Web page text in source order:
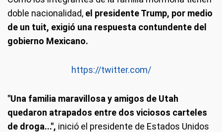
doble nacionalidad, el presidente Trump, por medio
de un tuit, exigió una respuesta contundente del
gobierno Mexicano.
https://twitter.com/
"Una familia maravillosa y amigos de Utah
quedaron atrapados entre dos viciosos carteles
de droga...", inició el presidente de Estados Unidos